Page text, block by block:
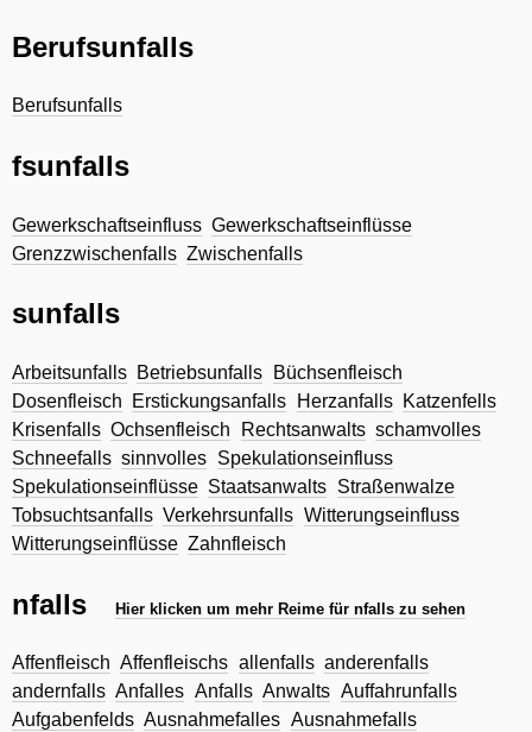
Berufsunfalls
Berufsunfalls
fsunfalls
Gewerkschaftseinfluss Gewerkschaftseinflüsse
Grenzzwischenfalls Zwischenfalls
sunfalls
Arbeitsunfalls Betriebsunfalls
Büchsenfleisch
Dosenfleisch
Erstickungsanfalls Herzanfalls Katzenfells
Krisenfalls Ochsenfleisch Rechtsanwalts schamvolles
Schneefalls sinnvolles Spekulationseinfluss
Spekulationseinflüsse Staatsanwalts Straßenwalze
Tobsuchtsanfalls Verkehrsunfalls Witterungseinfluss
Witterungseinflüsse Zahnfleisch
nfalls Hier klicken um mehr Reime für nfalls zu sehen
Affenfleisch Affenfleischs allenfalls anderenfalls
andernfalls Anfalles Anfalls Anwalts Auffahrunfalls
Aufgabenfelds Ausnahmefalles Ausnahmefalls